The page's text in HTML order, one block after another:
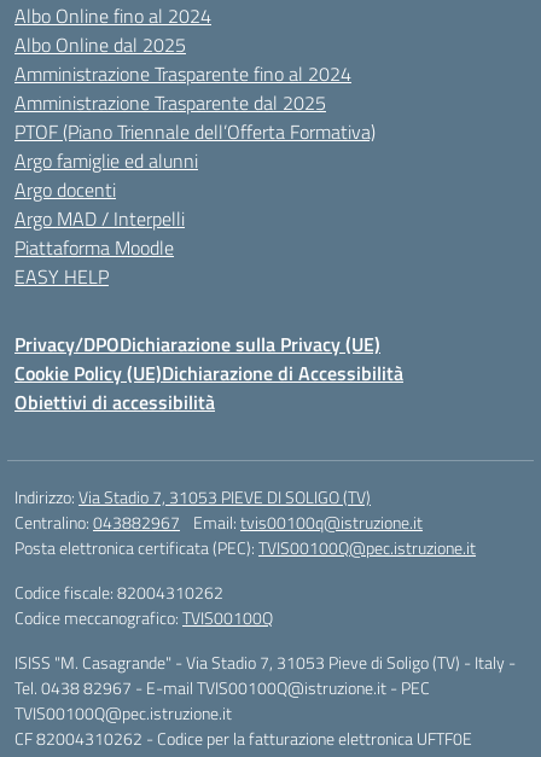
Albo Online fino al 2024
Albo Online dal 2025
Amministrazione Trasparente fino al 2024
Amministrazione Trasparente dal 2025
PTOF (Piano Triennale dell’Offerta Formativa)
Argo famiglie ed alunni
Argo docenti
Argo MAD / Interpelli
Piattaforma Moodle
EASY HELP
Privacy/DPODichiarazione sulla Privacy (UE)
Cookie Policy (UE)Dichiarazione di Accessibilità
Obiettivi di accessibilità
Indirizzo:Via Stadio 7, 31053 PIEVE DI SOLIGO (TV)
Centralino:043882967 Email:tvis00100q@istruzione.it
Posta elettronica certificata (PEC):TVIS00100Q@pec.istruzione.it
Codice fiscale: 82004310262
Codice meccanografico:TVIS00100Q
ISISS "M. Casagrande" - Via Stadio 7, 31053 Pieve di Soligo (TV) - Italy -
Tel. 0438 82967 - E-mail TVIS00100Q@istruzione.it - PEC
TVIS00100Q@pec.istruzione.it
CF 82004310262 - Codice per la fatturazione elettronica UFTF0E